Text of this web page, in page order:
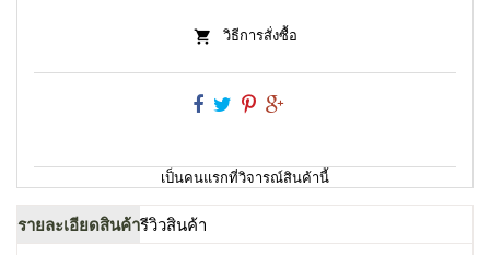
วิธีการสั่งซื้อ
เป็นคนแรกที่วิจารณ์สินค้านี้
รายละเอียดสินค้ารีวิวสินค้า